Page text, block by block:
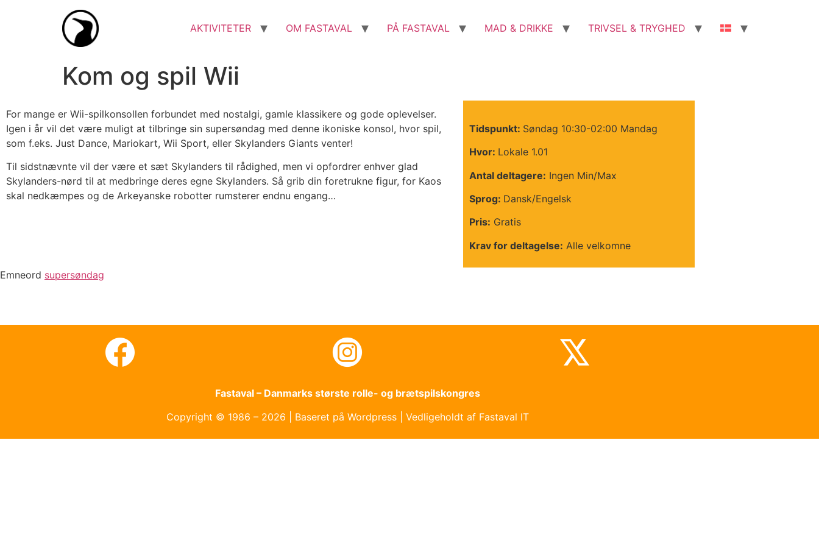
AKTIVITETER OM FASTAVAL PÅ FASTAVAL MAD & DRIKKE TRIVSEL & TRYGHED
Kom og spil Wii
For mange er Wii-spilkonsollen forbundet med nostalgi, gamle klassikere og gode oplevelser.
Igen i år vil det være muligt at tilbringe sin supersøndag med denne ikoniske konsol, hvor spil,
som f.eks. Just Dance, Mariokart, Wii Sport, eller Skylanders Giants venter!
Til sidstnævnte vil der være et sæt Skylanders til rådighed, men vi opfordrer enhver glad
Skylanders-nørd til at medbringe deres egne Skylanders. Så grib din foretrukne figur, for Kaos
skal nedkæmpes og de Arkeyanske robotter rumsterer endnu engang…
Tidspunkt: Søndag 10:30-02:00 Mandag
Hvor: Lokale 1.01
Antal deltagere: Ingen Min/Max
Sprog: Dansk/Engelsk
Pris: Gratis
Krav for deltagelse: Alle velkomne
Emneord supersøndag
Fastaval – Danmarks største rolle- og brætspilskongres
Copyright © 1986 – 2026 | Baseret på Wordpress | Vedligeholdt af Fastaval IT